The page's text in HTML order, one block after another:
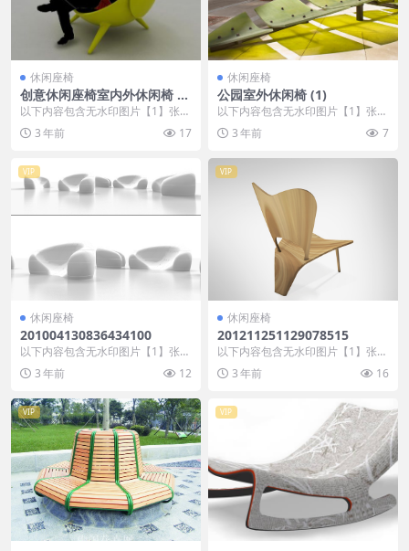
休闲座椅
创意休闲座椅室内外休闲椅 (2
53)
以下内容包含无水印图片【1】张
，开通会员无障碍浏览 开通VIP会
员 3 年前 17
休闲座椅
公园室外休闲椅 (1)
以下内容包含无水印图片【1】张
，开通会员无障碍浏览 开通VIP会
员 3 年前 7
VIP
休闲座椅
201004130836434100
以下内容包含无水印图片【1】张
，开通会员无障碍浏览 开通VIP会
员 3 年前 12
VIP
休闲座椅
201211251129078515
以下内容包含无水印图片【1】张
，开通会员无障碍浏览 开通VIP会
员 3 年前 16
VIP VIP